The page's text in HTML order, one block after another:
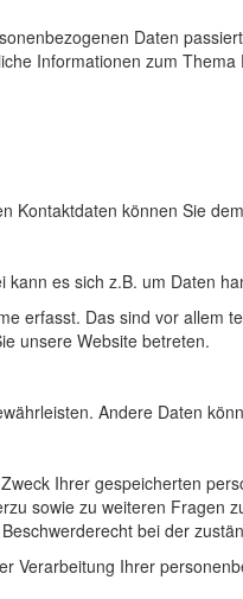
Daten
Informationen zum
Kontaktdaten können Sie
es sich z.B. um Daten
erfasst. Das sind vor allem
unsere Website betreten.
Andere Daten
Ihrer gespeicherten
sowie zu weiteren Fragen
bei der
Ihrer